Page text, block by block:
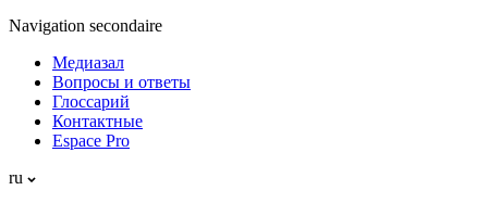
Navigation secondaire
Медиазал
Вопросы и ответы
Глоссарий
Контактные
Espace Pro
ru